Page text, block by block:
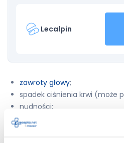
Lecalpin
zawroty głowy;
spadek ciśnienia krwi (może
nudności;
niestrawność;